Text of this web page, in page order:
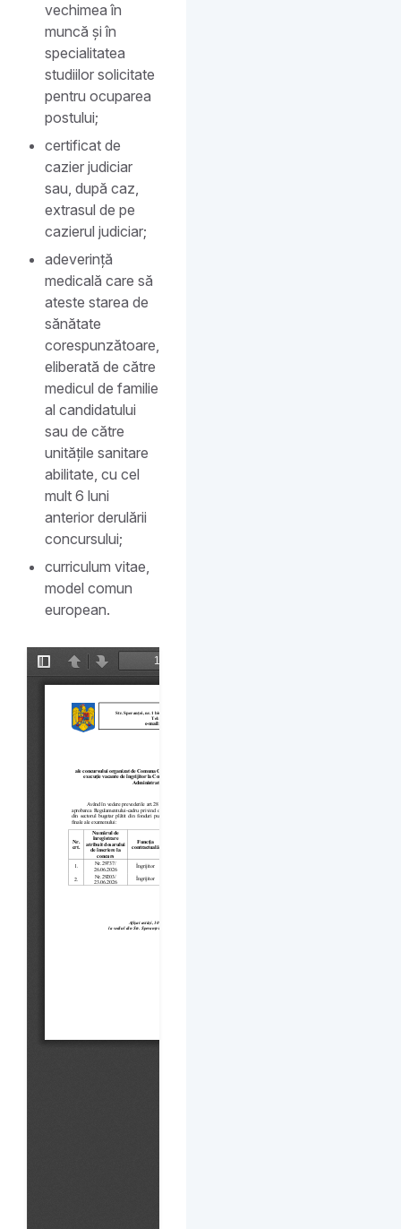
vechimea în
muncă și în
specialitatea
studiilor solicitate
pentru ocuparea
postului;
certificat de
cazier judiciar
sau, după caz,
extrasul de pe
cazierul judiciar;
adeverință
medicală care să
ateste starea de
sănătate
corespunzătoare,
eliberată de către
medicul de familie
al candidatului
sau de către
unitățile sanitare
abilitate, cu cel
mult 6 luni
anterior derulării
concursului;
curriculum vitae,
model comun
european.